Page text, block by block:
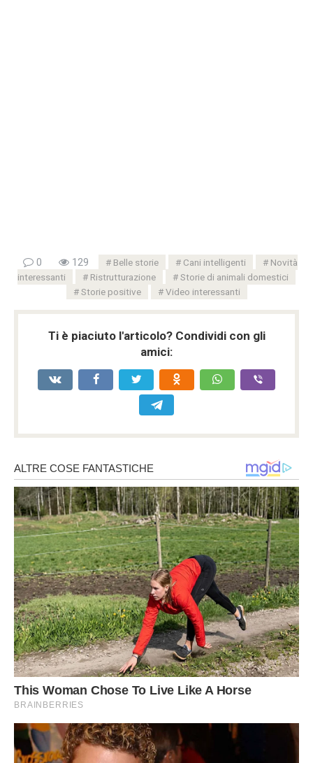
0 129 Belle storie Cani intelligenti
Novità
interessanti
Ristrutturazione
Storie di animali domestici
Storie positive
Video interessanti
Ti è piaciuto l'articolo? Condividi con gli
amici: